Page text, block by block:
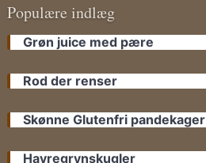
Populære indlæg
Grøn juice med pære
Rod der renser
Skønne Glutenfri pandekager
Havregrynskugler